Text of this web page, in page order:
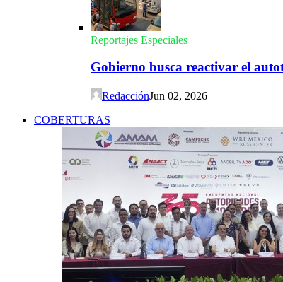
Reportajes Especiales
Gobierno busca reactivar el
RedacciónJun 02, 2026
COBERTURAS